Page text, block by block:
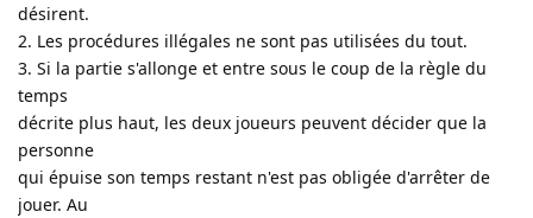
désirent.
2. Les procédures illégales ne sont pas utilisées du tout.
3. Si la partie s'allonge et entre sous le coup de la règle du
temps
décrite plus haut, les deux joueurs peuvent décider que la
personne
qui épuise son temps restant n'est pas obligée d'arrêter de
jouer. Au